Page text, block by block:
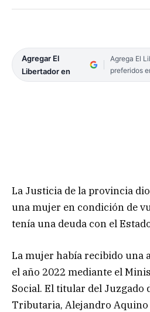
Agregar El
Libertador en
Agrega El
preferidos
La Justicia de la provincia
una mujer en condición de
tenía una deuda con el
La mujer había recibido una
el año 2022 mediante el
Social. El titular del Juzgado
Tributaria, Alejandro